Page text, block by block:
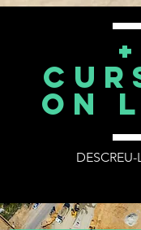
+
on